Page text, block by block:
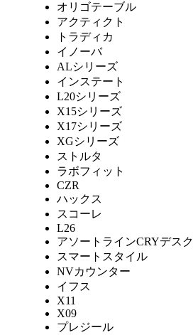
オリゴテーブル
アクティクト
トラディカ
イノーバ
ALシリーズ
インステート
L20シリーズ
X15シリーズ
X17シリーズ
XGシリーズ
ストルタ
ラボフィット
CZR
ハックス
スコーレ
L26
アソートラインCRYデスク
スマートスタイル
NVカウンター
イフス
X11
X09
プレジール